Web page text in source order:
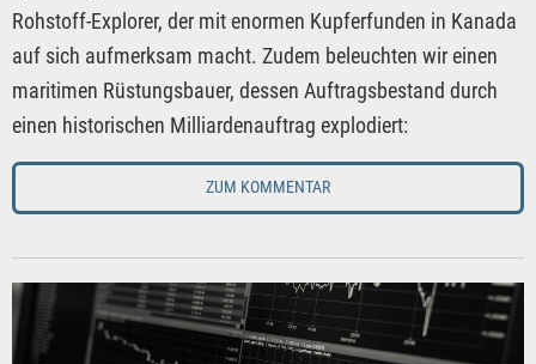
Rohstoff-Explorer, der mit enormen Kupferfunden in Kanada
auf sich aufmerksam macht. Zudem beleuchten wir einen
maritimen Rüstungsbauer, dessen Auftragsbestand durch
einen historischen Milliardenauftrag explodiert:
ZUM KOMMENTAR